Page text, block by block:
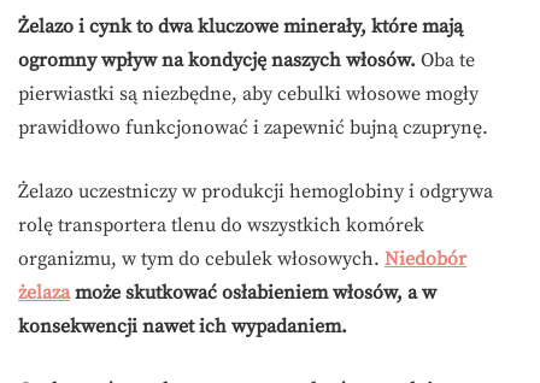
Żelazo i cynk to dwa kluczowe minerały, które mają
ogromny wpływ na kondycję naszych włosów. Oba te
pierwiastki są niezbędne, aby cebulki włosowe mogły
prawidłowo funkcjonować i zapewnić bujną czuprynę.
Żelazo uczestniczy w produkcji hemoglobiny i odgrywa
rolę transportera tlenu do wszystkich komórek
organizmu, w tym do cebulek włosowych. Niedobór
żelazamoże skutkować osłabieniem włosów, a w
konsekwencji nawet ich wypadaniem.